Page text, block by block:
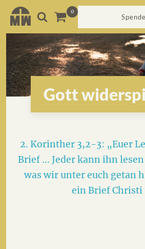
Gott
2. Korinther 3,2-3: „Euer
Brief ... Jeder kann ihn
was wir unter euch getan
ein Brief Christi